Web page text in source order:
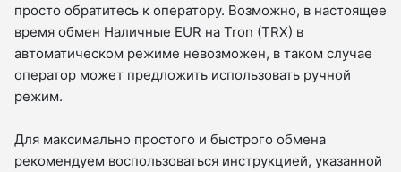
просто обратитесь к оператору. Возможно, в настоящее
время обмен Наличные EUR на Tron (TRX) в
автоматическом режиме невозможен, в таком случае
оператор может предложить использовать ручной
режим.
Для максимально простого и быстрого обмена
рекомендуем воспользоваться инструкцией, указанной